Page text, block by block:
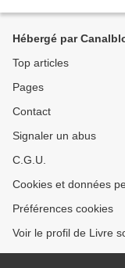
Hébergé par
Top articles
Pages
Contact
Signaler un abus
C.G.U.
Cookies et données
Préférences cookies
Voir le profil de Livre